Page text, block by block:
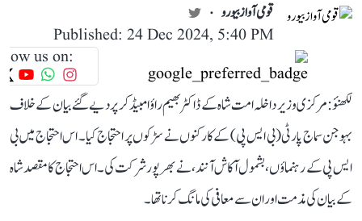
قومی آواز بیورو
Published: 24 Dec 2024, 5:40 PM
us on:
لکھنؤ: مرکزی وزیر داخلہ امت شاہ کے ڈاکٹر بھیم راؤ امبیڈکر پر دیے گئے بیان کے خلاف
بہوجن سماج پارٹی (بی ایس پی) کے کارکنوں نے سڑکوں پر احتجاج کیا۔ اس احتجاج میں بی
ایس پی کے رہنماؤں، بشمول آکاش آنند، نے بھرپور شرکت کی۔ اس احتجاج کا مقصد شاہ
کے بیان کی مذمت اور ان سے معافی کی مانگ کرنا تھا۔